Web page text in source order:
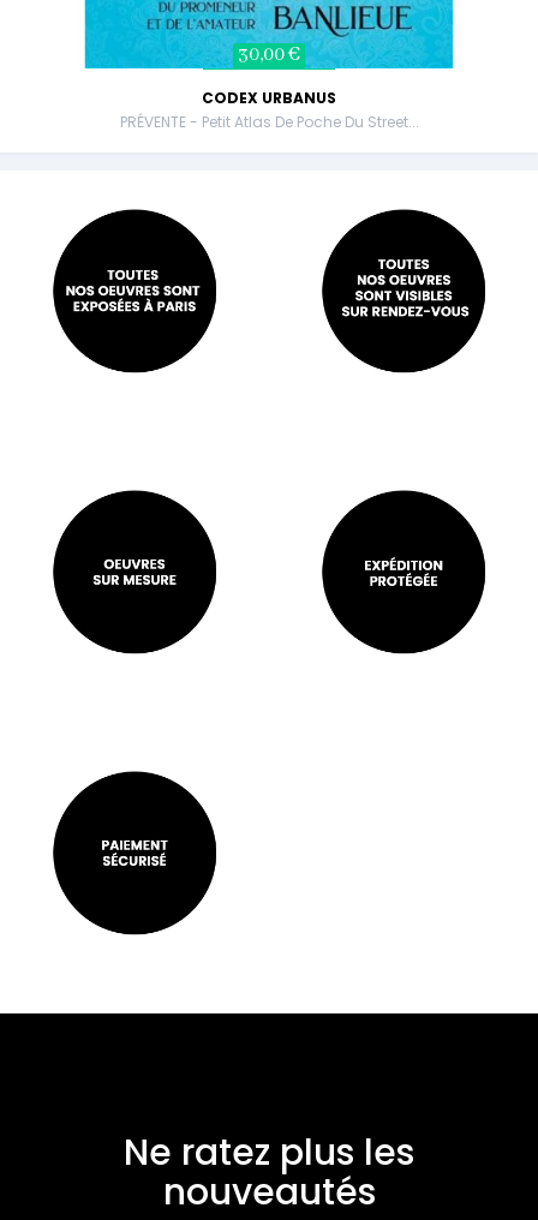
30,00 €
CODEX URBANUS
PRÉVENTE - Petit Atlas De Poche Du Street...
Ne ratez plus les
nouveautés